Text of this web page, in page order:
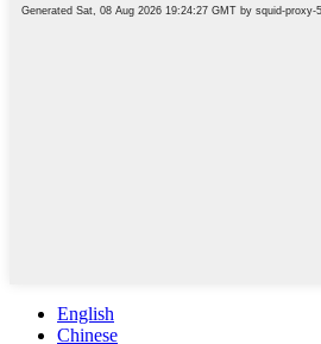
English
Chinese